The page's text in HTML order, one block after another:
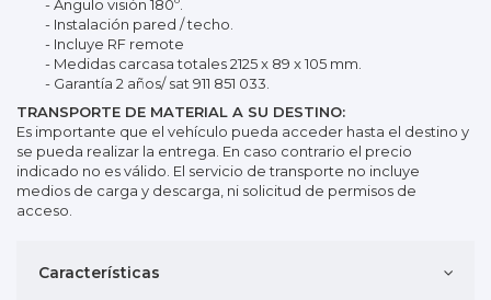
- Ángulo visión 180º.
- Instalación pared / techo.
- Incluye RF remote
- Medidas carcasa totales 2125 x 89 x 105 mm.
- Garantía 2 años/ sat 911 851 033.
TRANSPORTE DE MATERIAL A SU DESTINO:
Es importante que el vehículo pueda acceder hasta el destino y
se pueda realizar la entrega. En caso contrario el precio
indicado no es válido. El servicio de transporte no incluye
medios de carga y descarga, ni solicitud de permisos de
acceso.
Características